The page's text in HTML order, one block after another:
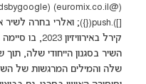
קירל
השיר בסגנון הייחודי שלה,
שלה והמילים המרגשות של